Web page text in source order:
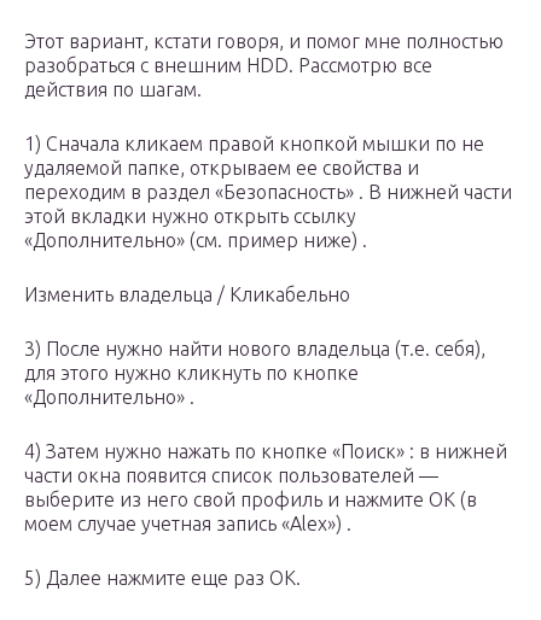
Этот вариант, кстати говоря, и помог мне полностью
разобраться с внешним HDD. Рассмотрю все
действия по шагам.
1) Сначала кликаем правой кнопкой мышки по не
удаляемой папке, открываем ее свойства и
переходим в раздел «Безопасность» . В нижней части
этой вкладки нужно открыть ссылку
«Дополнительно» (см. пример ниже) .
Изменить владельца / Кликабельно
3) После нужно найти нового владельца (т.е. себя),
для этого нужно кликнуть по кнопке
«Дополнительно» .
4) Затем нужно нажать по кнопке «Поиск» : в нижней
части окна появится список пользователей —
выберите из него свой профиль и нажмите OK (в
моем случае учетная запись «Alex») .
5) Далее нажмите еще раз OK.